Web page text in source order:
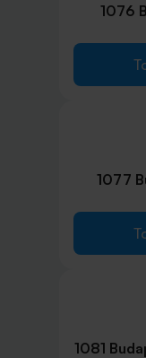
1076
1077
1081